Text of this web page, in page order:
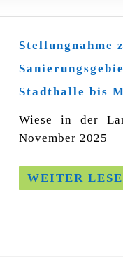
Stellungnahme
Stadthalle bis
Wiese in der
November 2025
WEITER